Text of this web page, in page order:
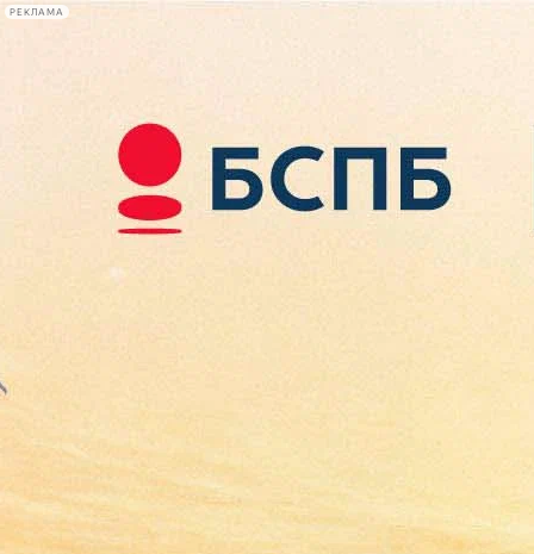
РЕКЛАМА
Сегодня:
2026.08.10
08:51
Афиша Plus